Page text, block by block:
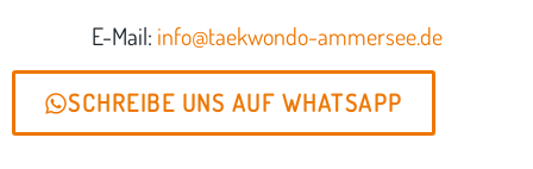
E-Mail: info@taekwondo-ammersee.de
SCHREIBE UNS AUF WHATSAPP